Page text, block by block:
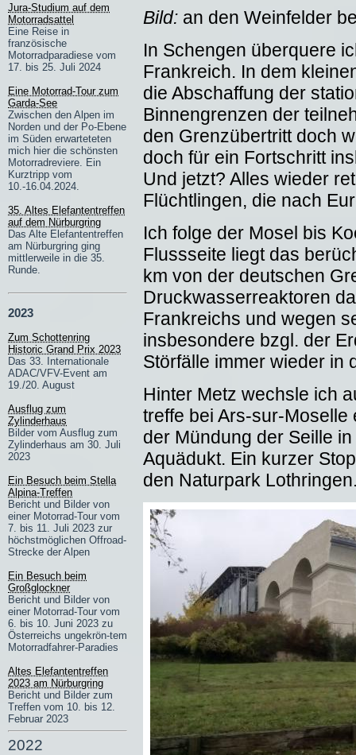
Jura-Studium auf dem
Motorradsattel
Eine Reise in
französische
Motorradparadiese vom
17. bis 25. Juli 2024
Eine Motorrad-Tour zum
Garda-See
Zwischen den Alpen im
Norden und der Po-Ebene
im Süden erwarteteten
mich hier die schönsten
Motorradreviere. Ein
Kurztripp vom
10.-16.04.2024.
35. Altes Elefantentreffen
auf dem Nürburgring
Das Alte Elefantentreffen
am Nürburgring ging
mittlerweile in die 35.
Runde.
2023
Zum Schottenring
Historic Grand Prix 2023
Das 33. Internationale
ADAC/VFV-Event am
19./20. August
Ausflug zum
Zylinderhaus
Bilder vom Ausflug zum
Zylinderhaus am 30. Juli
2023
Ein Besuch beim Stella
Alpina-Treffen
Bericht und Bilder von
einer Motorrad-Tour vom
7. bis 11. Juli 2023 zur
höchstmöglichen Offroad-
Strecke der Alpen
Ein Besuch beim
Großglockner
Bericht und Bilder von
einer Motorrad-Tour vom
6. bis 10. Juni 2023 zu
Österreichs ungekrön-tem
Motorradfahrer-Paradies
Altes Elefantentreffen
2023 am Nürburgring
Bericht und Bilder zum
Treffen vom 10. bis 12.
Februar 2023
2022
Bild: an den Weinfelder
In Schengen überquere
Frankreich. In dem
die Abschaffung der
Binnengrenzen der
den Grenzübertritt doch
doch für ein Fortschritt
Und jetzt? Alles wieder
Flüchtlingen, die nach
Ich folge der Mosel bis
Flussseite liegt das
km von der deutschen
Druckwasserreaktoren
Frankreichs und wegen
insbesondere bzgl. der
Störfälle immer wieder in
Hinter Metz wechsle ich
treffe bei Ars-sur-
der Mündung der Seille
Aquädukt. Ein kurzer
den Naturpark